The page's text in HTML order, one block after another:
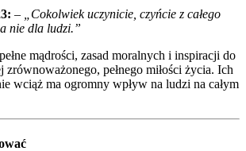
–
„Cokolwiek uczynicie, czyńcie z całego
nie dla ludzi.”
mądrości, zasad moralnych i inspiracji do
zrównoważonego, pełnego miłości życia. Ich
wciąż ma ogromny wpływ na ludzi na całym